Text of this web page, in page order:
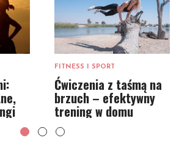
FITNESS I SPORT
Ćwiczenia z taśmą na
brzuch – efektywny
trening w domu